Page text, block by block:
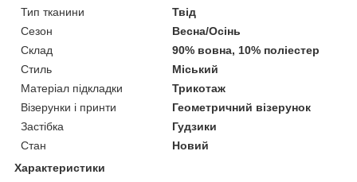
Тип тканини
Твід
Сезон
Весна/Осінь
Склад
90% вовна, 10% поліестер
Стиль
Міський
Матеріал підкладки
Трикотаж
Візерунки і принти
Геометричний візерунок
Застібка
Гудзики
Стан
Новий
Характеристики